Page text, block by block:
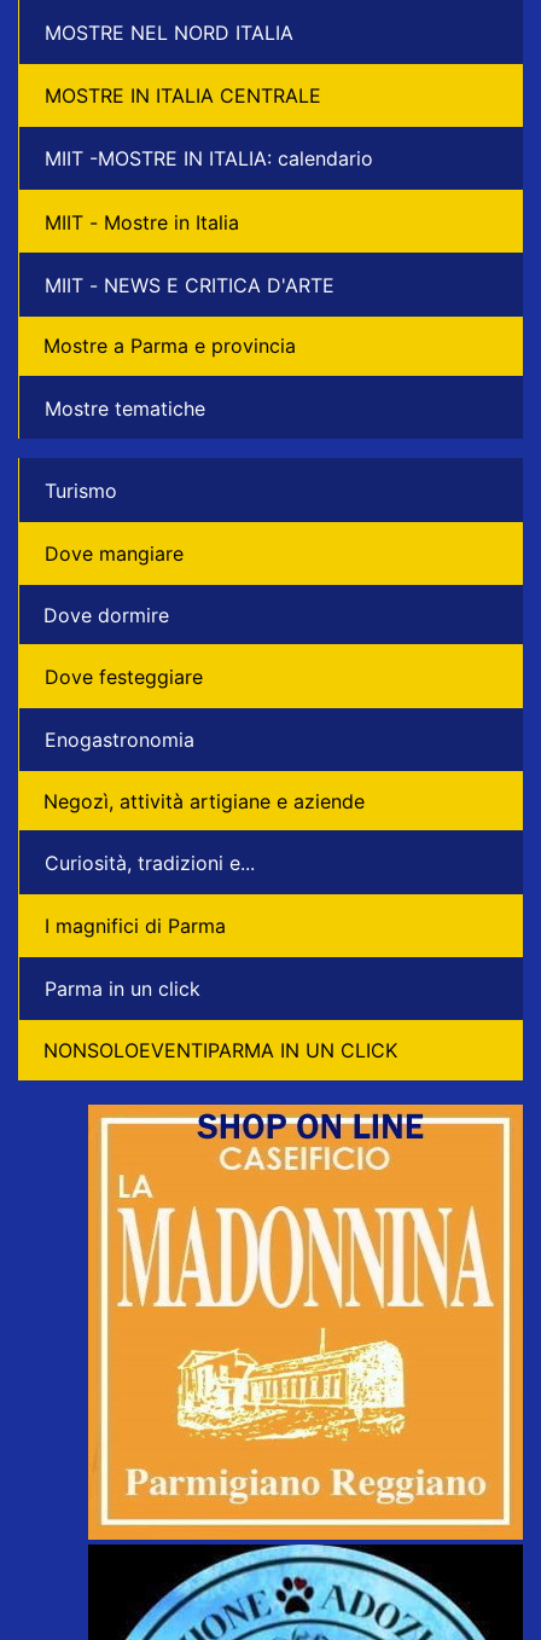
MOSTRE NEL NORD ITALIA
MOSTRE IN ITALIA CENTRALE
MIIT -MOSTRE IN ITALIA: calendario
MIIT - Mostre in Italia
MIIT - NEWS E CRITICA D'ARTE
Mostre a Parma e provincia
Mostre tematiche
Turismo
Dove mangiare
Dove dormire
Dove festeggiare
Enogastronomia
Negozì, attività artigiane e aziende
Curiosità, tradizioni e...
I magnifici di Parma
Parma in un click
NONSOLOEVENTIPARMA IN UN CLICK